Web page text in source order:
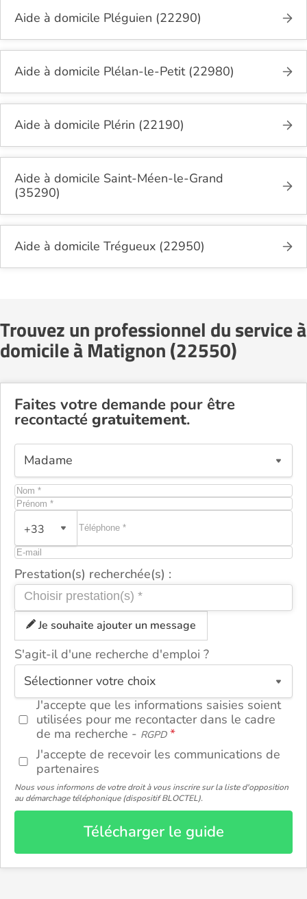
Aide à domicile Pléguien (22290)
Aide à domicile Plélan-le-Petit (22980)
Aide à domicile Plérin (22190)
Aide à domicile Saint-Méen-le-Grand
(35290)
Aide à domicile Trégueux (22950)
Trouvez un professionnel du service à
domicile à Matignon (22550)
Faites votre demande pour être
recontacté gratuitement.
+33
Prestation(s) recherchée(s) :
Je souhaite ajouter un message
S'agit-il d'une recherche d'emploi ?
J'accepte que les informations saisies soient
utilisées pour me recontacter dans le cadre
de ma recherche - RGPD
J'accepte de recevoir les communications de
partenaires
Nous vous informons de votre droit à vous inscrire sur la liste d'opposition
au démarchage téléphonique (dispositif BLOCTEL).
Télécharger le guide
ou